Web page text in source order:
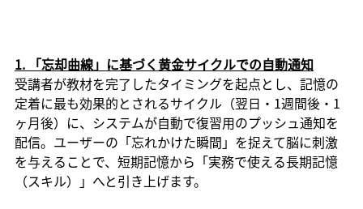
1. 「忘却曲線」に基づく黄金サイクルでの自動通知
受講者が教材を完了したタイミングを起点とし、記憶の
定着に最も効果的とされるサイクル （翌日・1週間後・1
ヶ月後） に、システムが自動で復習用のプッシュ通知を
配信。ユーザーの「忘れかけた瞬間」を捉えて脳に刺激
を与えることで、短期記憶から「実務で使える長期記憶
（スキル）」へと引き上げます。